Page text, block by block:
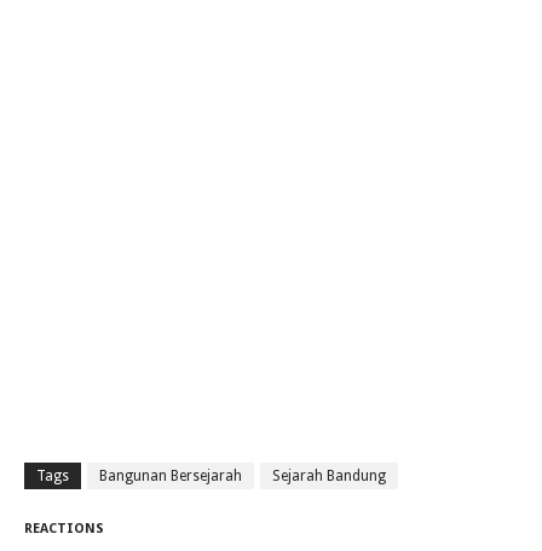
Tags Bangunan Bersejarah Sejarah Bandung
REACTIONS